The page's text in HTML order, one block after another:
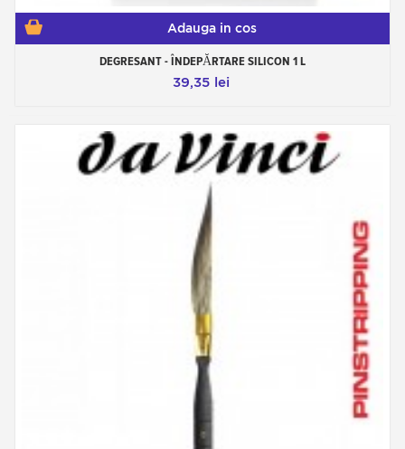
Adauga in cos
DEGRESANT - ÎNDEPĂRTARE SILICON 1 L
39,35 lei